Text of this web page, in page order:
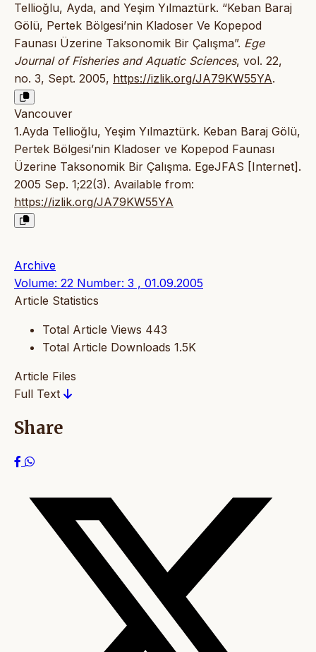
Tellioğlu, Ayda, and Yeşim Yılmaztürk. “Keban Baraj
Gölü, Pertek Bölgesi’nin Kladoser Ve Kopepod
Faunası Üzerine Taksonomik Bir Çalışma”. Ege
Journal of Fisheries and Aquatic Sciences, vol. 22,
no. 3, Sept. 2005, https://izlik.org/JA79KW55YA.
Vancouver
1.Ayda Tellioğlu, Yeşim Yılmaztürk. Keban Baraj Gölü,
Pertek Bölgesi’nin Kladoser ve Kopepod Faunası
Üzerine Taksonomik Bir Çalışma. EgeJFAS [Internet].
2005 Sep. 1;22(3). Available from:
https://izlik.org/JA79KW55YA
Archive
Volume: 22 Number: 3 , 01.09.2005
Article Statistics
Total Article Views 443
Total Article Downloads 1.5K
Article Files
Full Text
Share